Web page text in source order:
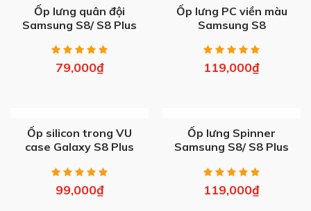
OUT OF STOCK
Ốp lưng quân đội
Samsung S8/ S8 Plus
79,000₫
OUT OF STOCK
Ốp lưng PC viền màu
Samsung S8
119,000₫
OUT OF STOCK
Ốp silicon trong VU
case Galaxy S8 Plus
99,000₫
OUT OF STOCK
Ốp lưng Spinner
Samsung S8/ S8 Plus
119,000₫